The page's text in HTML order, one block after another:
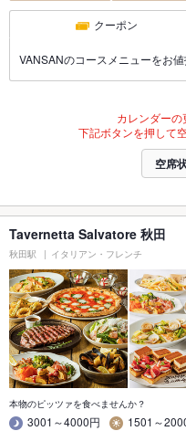
クーポン
VANSANのコースメニューをお
カレンダーの
下記ボタンを押して
空席
Tavernetta Salvatore 秋田
秋田駅 イタリアン・フレンチ
本物のピッツァを食べませんか？
3001～4000円
1501～